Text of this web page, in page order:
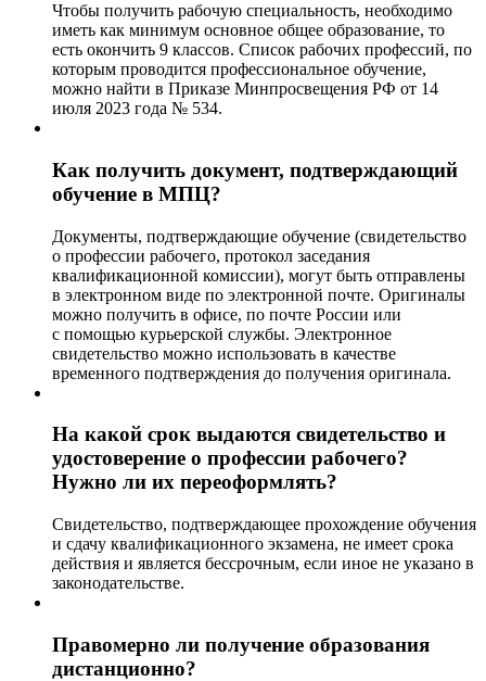
Чтобы получить рабочую специальность, необходимо
иметь как минимум основное общее образование, то
есть окончить 9 классов. Список рабочих профессий, по
которым проводится профессиональное обучение,
можно найти в Приказе Минпросвещения РФ от 14
июля 2023 года № 534.
Как получить документ, подтверждающий
обучение в МПЦ?
Документы, подтверждающие обучение (свидетельство
о профессии рабочего, протокол заседания
квалификационной комиссии), могут быть отправлены
в электронном виде по электронной почте. Оригиналы
можно получить в офисе, по почте России или
с помощью курьерской службы. Электронное
свидетельство можно использовать в качестве
временного подтверждения до получения оригинала.
На какой срок выдаются свидетельство и
удостоверение о профессии рабочего?
Нужно ли их переоформлять?
Свидетельство, подтверждающее прохождение обучения
и сдачу квалификационного экзамена, не имеет срока
действия и является бессрочным, если иное не указано в
законодательстве.
Правомерно ли получение образования
дистанционно?